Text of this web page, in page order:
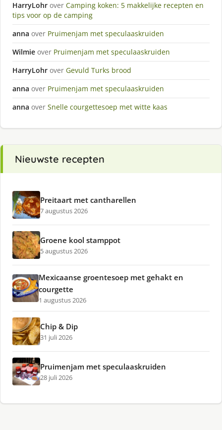
HarryLohr over Camping koken: 5 makkelijke recepten en
tips voor op de camping
anna over Pruimenjam met speculaaskruiden
Wilmie over Pruimenjam met speculaaskruiden
HarryLohr over Gevuld Turks brood
anna over Pruimenjam met speculaaskruiden
anna over Snelle courgettesoep met witte kaas
Nieuwste recepten
Preitaart met cantharellen
7 augustus 2026
Groene kool stamppot
5 augustus 2026
Mexicaanse groentesoep met gehakt en
courgette
1 augustus 2026
Chip & Dip
31 juli 2026
Pruimenjam met speculaaskruiden
28 juli 2026